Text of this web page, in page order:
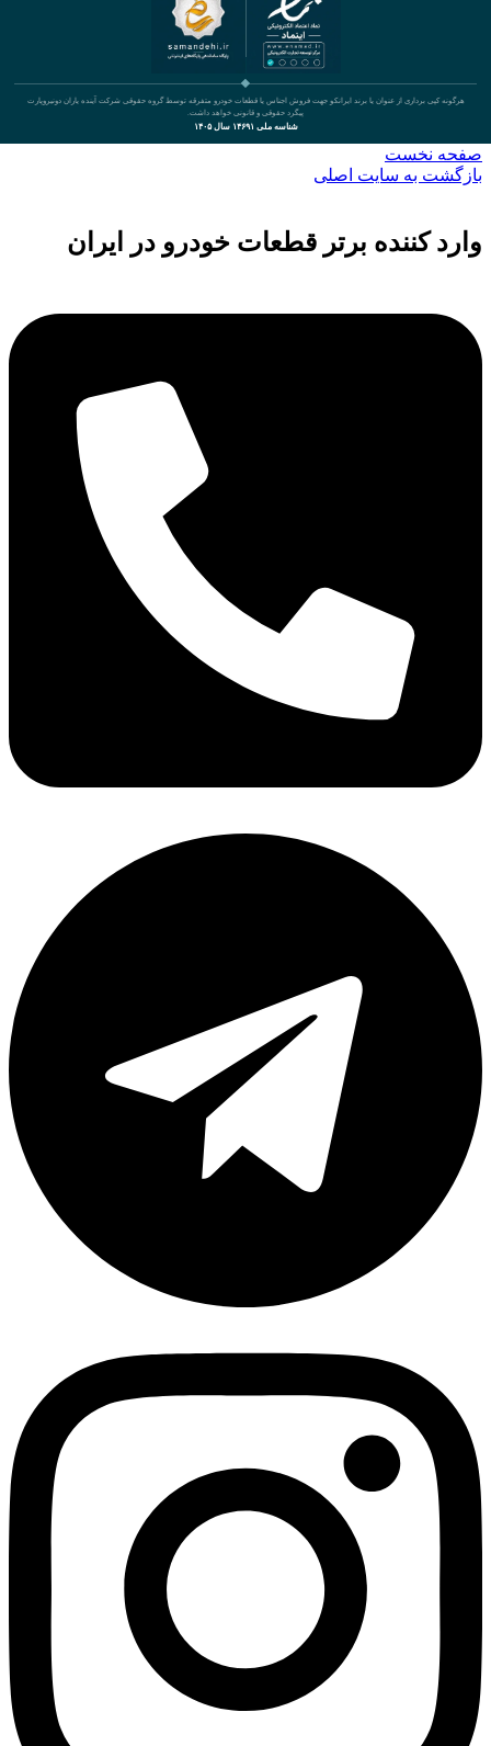
هرگونه کپی برداری از عنوان یا برند ایرانکو جهت فروش اجناس یا قطعات خودرو متفرقه توسط گروه حقوقی شرکت آینده یاران دونیروپارت
پیگرد حقوقی و قانونی خواهد داشت.
شناسه ملی ۱۴۶۹۱ سال ۱۴۰۵
صفحه نخست
بازگشت به سایت اصلی
وارد کننده برتر قطعات خودرو در ایران